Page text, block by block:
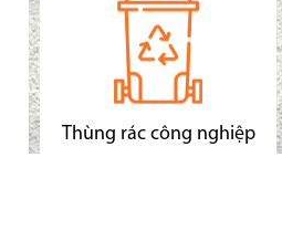
Thùng rác công nghiệp